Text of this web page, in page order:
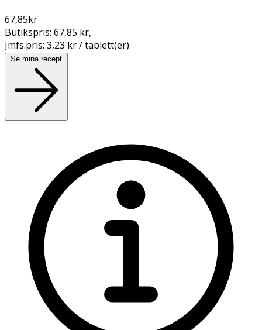
67,85kr
Butikspris: 67,85 kr,
Jmfs.pris: 3,23 kr / tablett(er)
Se mina recept